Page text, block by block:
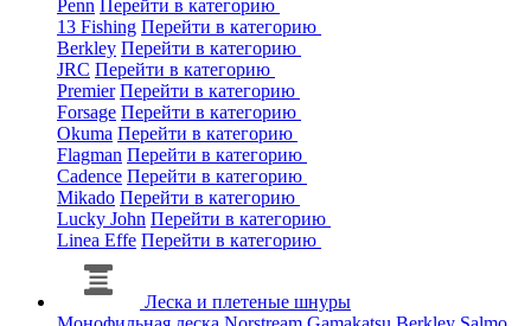
Penn Перейти в категорию
13 Fishing Перейти в категорию
Berkley Перейти в категорию
JRC Перейти в категорию
Premier Перейти в категорию
Forsage Перейти в категорию
Okuma Перейти в категорию
Flagman Перейти в категорию
Cadence Перейти в категорию
Mikado Перейти в категорию
Lucky John Перейти в категорию
Linea Effe Перейти в категорию
Леска и плетеные шнуры